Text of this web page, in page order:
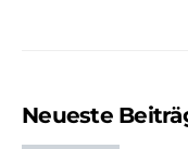
Neueste